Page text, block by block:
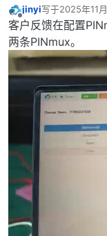
离线
jinyi写于2025年11
最后由 编辑
客户反馈在配置
两条PINmux。